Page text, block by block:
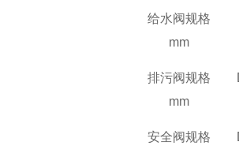
给水阀规格
mm
排污阀规格
mm
安全阀规格